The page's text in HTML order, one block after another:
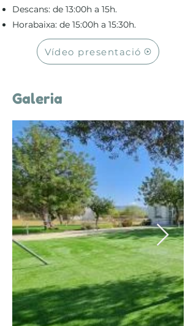
Descans: de 13:00h a 15h.
Horabaixa: de 15:00h a 15:30h.
Vídeo presentació
Galeria